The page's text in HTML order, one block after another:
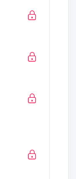
EIIAX